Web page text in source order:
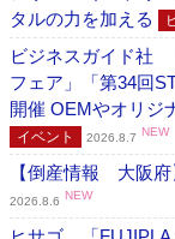
タルの力を加える
ビジネスガイド社
フェア」「第34回
開催 OEMやオリジ
イベント 2026.8.7 NEW
【倒産情報 大阪
2026.8.6 NEW